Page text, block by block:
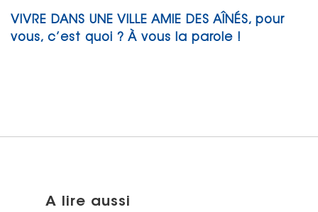
VIVRE DANS UNE VILLE AMIE DES AÎNÉS, pour
vous, c’est quoi ? À vous la parole !
A lire aussi